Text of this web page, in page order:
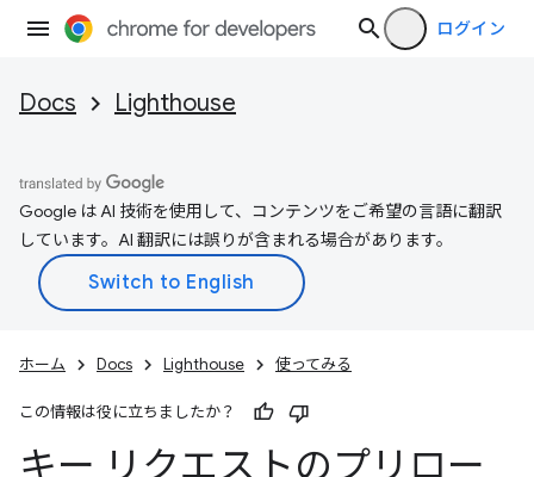
ログイン
Docs Lighthouse
Google は AI 技術を使用して、コンテンツをご希望の言語に翻訳
しています。AI 翻訳には誤りが含まれる場合があります。
ホーム Docs Lighthouse 使ってみる
この情報は役に立ちましたか？
キー リクエストのプリロー